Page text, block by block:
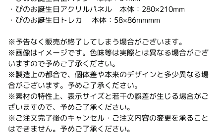
・ぴのお誕生日アクリルパネル 本体：280×210mm
・ぴのお誕生日トレカ 本体：58×86mmmm
※予告なく販売が終了してしまう場合がございます。
※画像はイメージです。色味等は実際とは異なる場合がござ
いますので予めご了承ください。
※製造上の都合で、個体差や本来のデザインと多少異なる場
合がございます。予めご了承ください。
※素材の特性上、表示サイズと若干の誤差が生じる場合がご
ざいますので、予めご了承ください。
※ご注文完了後のキャンセル・ご注文内容の変更を承ること
はできません。予めご了承ください。